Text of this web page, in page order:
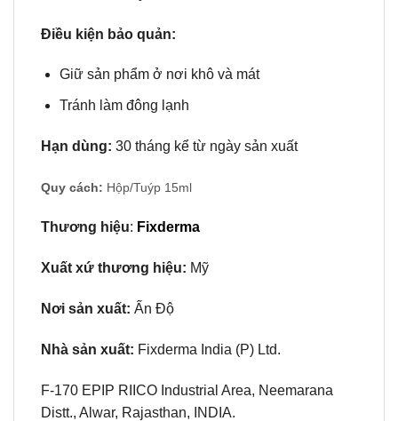
Điều kiện bảo quản:
Giữ sản phẩm ở nơi khô và mát
Tránh làm đông lạnh
Hạn dùng: 30 tháng kể từ ngày sản xuất
Quy cách: Hộp/Tuýp 15ml
Thương hiệu: Fixderma
Xuất xứ thương hiệu: Mỹ
Nơi sản xuất: Ấn Độ
Nhà sản xuất: Fixderma India (P) Ltd.
F-170 EPIP RIICO Industrial Area, Neemarana
Distt., Alwar, Rajasthan, INDIA.